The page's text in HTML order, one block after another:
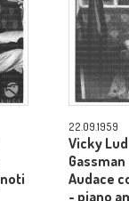
22.09.1959
Vicky
Audace
- piano